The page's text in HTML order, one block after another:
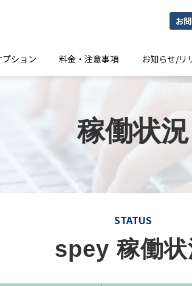
お
プション 料金・注意事項 お知らせ/リ
稼働状況
STATUS
spey 稼働状